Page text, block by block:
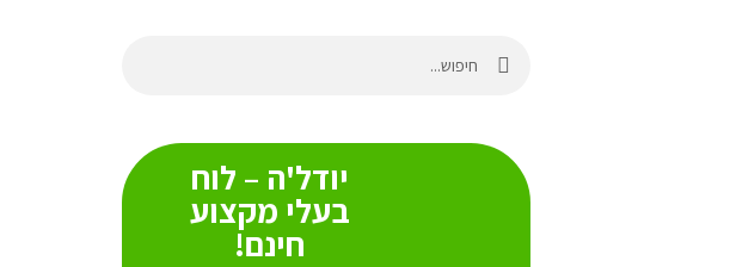
יודל'ה – לוח
בעלי מקצוע
חינם!